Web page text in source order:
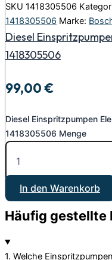
SKU 1418305506
1418305506 Marke:
Diesel
1418305506
99,00€
Diesel Einspritzpumpen
1418305506 Menge
In den Warenkorb
Häufig gestellte
1. Welche